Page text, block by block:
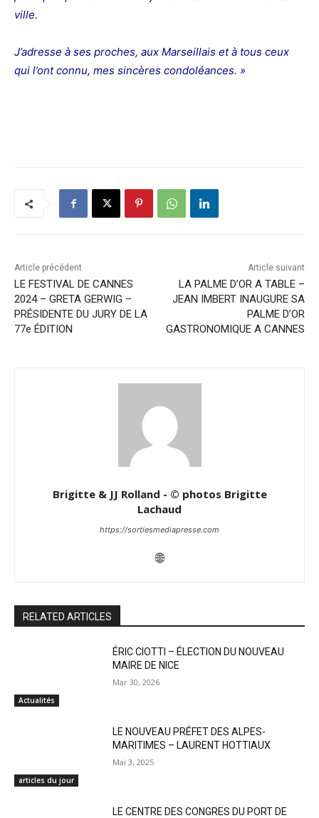
ville.
J’adresse à ses proches, aux Marseillais et à tous ceux
qui l’ont connu, mes sincères condoléances. »
Article précédent
LE FESTIVAL DE CANNES
2024 – GRETA GERWIG –
PRÉSIDENTE DU JURY DE LA
77e ÉDITION
Article suivant
LA PALME D’OR A TABLE –
JEAN IMBERT INAUGURE SA
PALME D’OR
GASTRONOMIQUE A CANNES
Brigitte & JJ Rolland - © photos Brigitte
Lachaud
https://sortiesmediapresse.com
RELATED ARTICLES
Actualités
ÉRIC CIOTTI – ÉLECTION DU NOUVEAU
MAIRE DE NICE
Mar 30, 2026
articles du jour
LE NOUVEAU PRÉFET DES ALPES-
MARITIMES – LAURENT HOTTIAUX
Mai 3, 2025
LE CENTRE DES CONGRES DU PORT DE